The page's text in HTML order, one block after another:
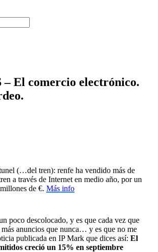
El comercio electrónico.
(…del tren): renfe ha vendido más de
a través de Internet en medio año, por un
de €. Más info
poco descolocado, y es que cada vez que
anuncios que nunca… y es que no me
publicada en IP Mark que dices así: El
creció un 15% en septiembre